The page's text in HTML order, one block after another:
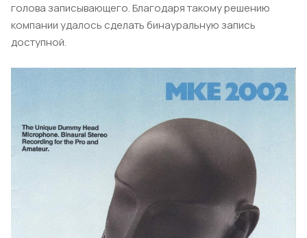
голова записывающего. Благодаря такому решению
компании удалось сделать бинауральную запись
доступной.